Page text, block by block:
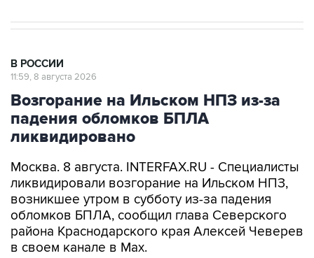
В РОССИИ
11:59, 8 августа 2026
Возгорание на Ильском НПЗ из-за
падения обломков БПЛА
ликвидировано
Москва. 8 августа. INTERFAX.RU - Специалисты
ликвидировали возгорание на Ильском НПЗ,
возникшее утром в субботу из-за падения
обломков БПЛА, сообщил глава Северского
района Краснодарского края Алексей Чеверев
в своем канале в Max.